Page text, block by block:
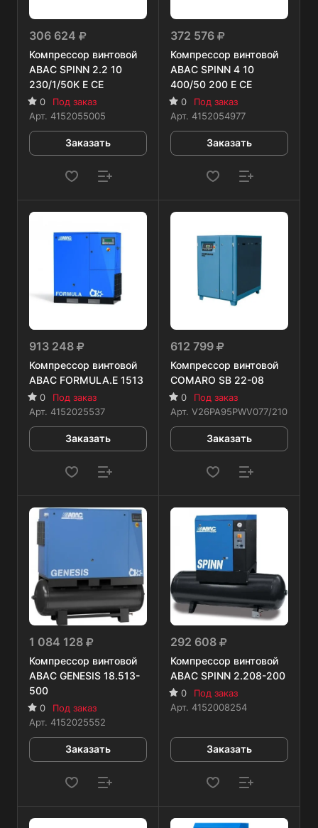
306 624
Компрессор винтовой
ABAC SPINN 2.2 10
230/1/50K E CE
0
Под заказ
Арт. 4152055005
Заказать
372 576
Компрессор винтовой
ABAC SPINN 4 10
400/50 200 E CE
0
Под заказ
Арт. 4152054977
Заказать
913 248
Компрессор винтовой
ABAC FORMULA.E 1513
0
Под заказ
Арт. 4152025537
Заказать
612 799
Компрессор винтовой
COMARO SB 22-08
0
Под заказ
Арт. V26PA95PWV077/210
Заказать
1 084 128
Компрессор винтовой
ABAC GENESIS 18.513-
500
0
Под заказ
Арт. 4152025552
Заказать
292 608
Компрессор винтовой
ABAC SPINN 2.208-200
0
Под заказ
Арт. 4152008254
Заказать